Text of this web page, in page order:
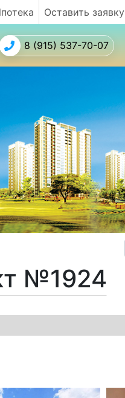
Оставить заявку
8 (915) 537-70-07
№1924